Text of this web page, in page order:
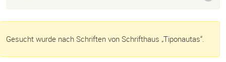
Gesucht wurde nach Schriften von Schrifthaus „Tiponautas“.